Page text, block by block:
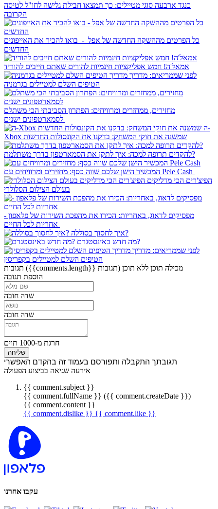
כנגד ארבעה סוגי מטיילים: כך תמצאו חבילת גלישה לחו"ל לטיסה
הקרובה
כל הפרטים מההשקה החדשה של אפל - בואו להכיר את האייפונים
החדשים
אמאל'ה! חמש אפליקציות חינמיות להורים שאתם חייבים להוריד
לפני שממריאים: מדריך
הטיפים השלם למטיילים בגרמניה
מחזירים, ממחזרים ומרוויחים: הפתרון הסביבתי הכי משתלם
ה-
Xbox שמשנה את חוקי המשחק: בדקנו את הקונסולות החדשות
להקדים תרופה למכה: איך לתקן את הסמארטפון בדרך משתלמת?
המכשיר הישן שלכם שווה כסף: מחזירים ומרוויחים עם Pele Cash
הפיצ'רים הכי מדליקים
בעולם הצילום הסלולרי
מפסיקים לדאוג, באחריות: הכירו את מהפכת השירות של פלאפון -
איך לחסוך בסוללה?
מה חדש באינסטגרם?
לפני שממריאים: מדריך
הטיפים השלם למטיילים בקפריסין
תגובות
({{comments.length}} תגובות) מכילה תוכן ללא תוכן
הוספת תגובה
שדה חובה
שדה חובה
חרגת מ-1000 תוים
שליחה
תגובתך התקבלה ותפורסם בעמוד זה בהקדם האפשרי
אירעה שגיאה בביצוע הפעולה
{{ comment.subject }}
{{ comment.fullName }} ({{ comment.createDate }})
{{ comment.content }}
{{ comment.dislike }} {{ comment.like }}
עקבו אחרנו